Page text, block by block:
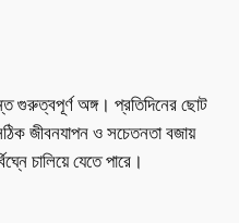
গুরুত্বপূর্ণ অঙ্গ। প্রতিদিনের ছোট
জীবনযাপন ও সচেতনতা বজায়
চালিয়ে যেতে পারে।